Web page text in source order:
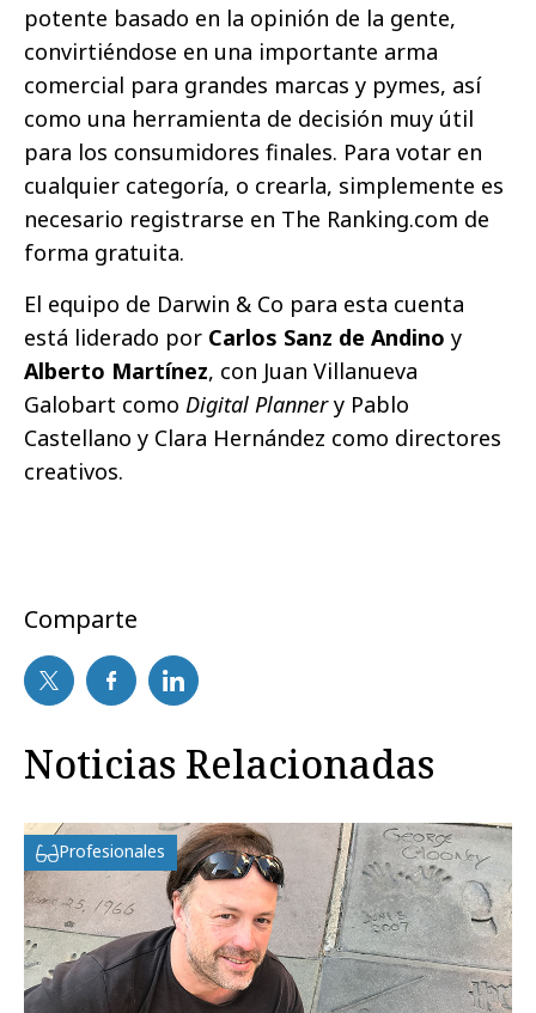
potente basado en la opinión de la gente,
convirtiéndose en una importante arma
comercial para grandes marcas y pymes, así
como una herramienta de decisión muy útil
para los consumidores finales. Para votar en
cualquier categoría, o crearla, simplemente es
necesario registrarse en The Ranking.com de
forma gratuita.
El equipo de Darwin & Co para esta cuenta
está liderado por Carlos Sanz de Andino y
Alberto Martínez, con Juan Villanueva
Galobart como Digital Plannery Pablo
Castellano y Clara Hernández como directores
creativos.
Comparte
Noticias Relacionadas
Profesionales